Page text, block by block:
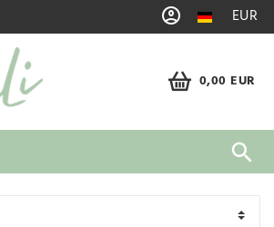
EUR
0,00 EUR